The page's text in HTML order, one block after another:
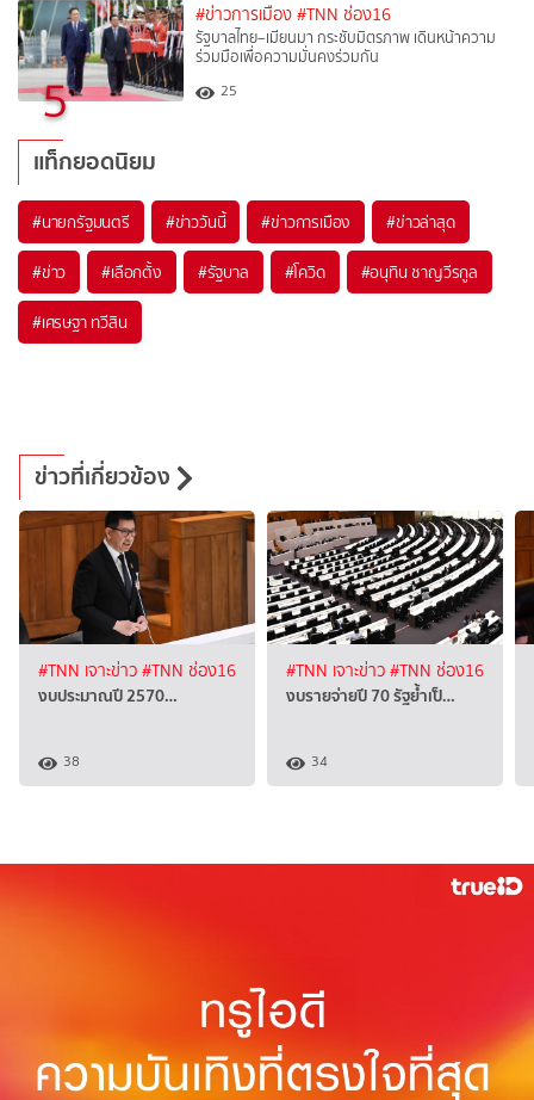
5
#ข่าวการเมือง #TNN ช่อง16
รัฐบาลไทย–เมียนมา กระชับมิตรภาพ เดินหน้าความ
ร่วมมือเพื่อความมั่นคงร่วมกัน
25
แท็กยอดนิยม
#นายกรัฐมนตรี #ข่าววันนี้ #ข่าวการเมือง #ข่าวล่าสุด
#ข่าว #เลือกตั้ง #รัฐบาล #โควิด #อนุทิน ชาญวีรกูล
#เศรษฐา ทวีสิน
ข่าวที่เกี่ยวข้อง
#TNN เจาะข่าว#TNN ช่อง16
งบประมาณปี 2570…
38
#TNN เจาะข่าว#TNN ช่อง16
งบรายจ่ายปี 70 รัฐย้ำเป็…
34